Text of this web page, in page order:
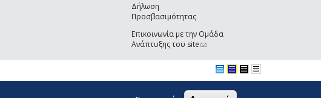
Δήλωση
Προσβασιμότητας
Επικοινωνία με την Ομάδα
Ανάπτυξης του site(link sends e-mail)